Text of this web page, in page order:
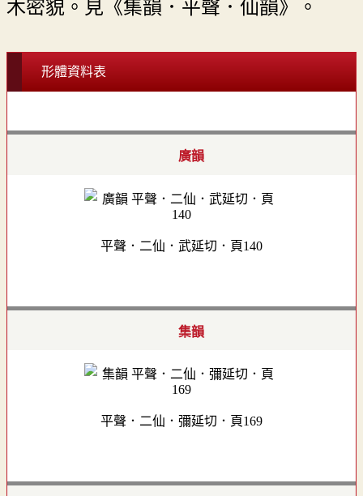
木密貌。見《集韻．平聲．仙韻》。
形體資料表
廣韻
平聲．二仙．武延切．頁140
集韻
平聲．二仙．彌延切．頁169